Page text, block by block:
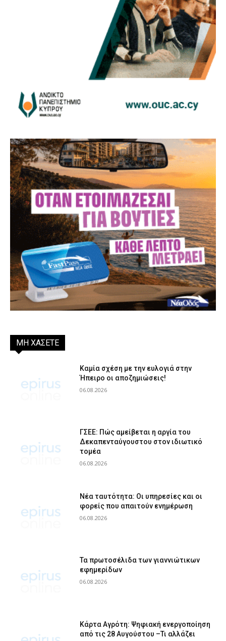
ΜΗ ΧΑΣΕΤΕ
Καμία σχέση με την ευλογιά στην
Ήπειρο οι αποζημιώσεις!
06.08.2026
ΓΣΕΕ: Πώς αμείβεται η αργία του
Δεκαπενταύγουστου στον ιδιωτικό
τομέα
06.08.2026
Νέα ταυτότητα: Οι υπηρεσίες και οι
φορείς που απαιτούν ενημέρωση
06.08.2026
Τα πρωτοσέλιδα των γιαννιώτικων
εφημερίδων
06.08.2026
Κάρτα Αγρότη: Ψηφιακή ενεργοποίηση
από τις 28 Αυγούστου –Τι αλλάζει